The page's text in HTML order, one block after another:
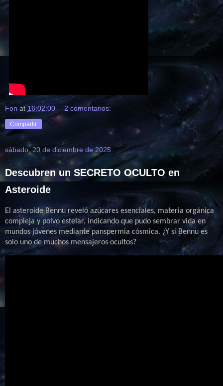
Fon at16:02:00 2 comentarios:
Compartir
sábado, 20 de diciembre de 2025
Descubren un SECRETO OCULTO en
Asteroide
El asteroide Bennu reveló azúcares esenciales, materia orgánica
compleja y polvo estelar, indicando que pudo sembrar vida en
mundos jóvenes mediante panspermia cósmica. ¿Y si Bennu es
solo uno de muchos mensajeros ocultos?